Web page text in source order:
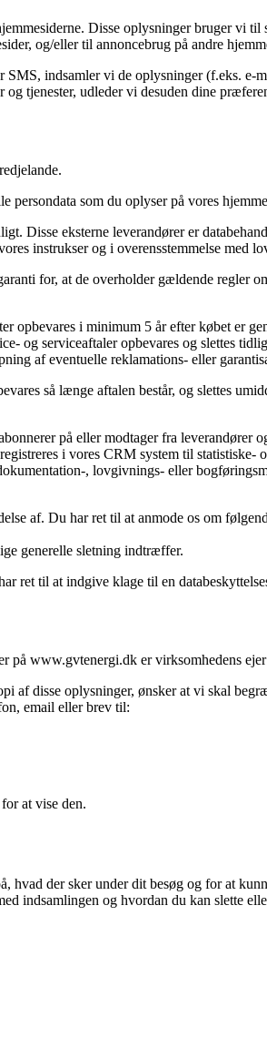
Disse oplysninger bruger vi til
og/eller til annoncebrug på andre
indsamler vi de oplysninger (f.eks.
tjenester, udleder vi desuden dine
som du oplyser på vores
Disse eksterne leverandører er
instrukser og i overensstemmelse med
for, at de overholder gældende regler
opbevares i minimum 5 år efter købet er
og serviceaftaler opbevares og slettes
af eventuelle reklamations- eller
så længe aftalen består, og slettes
på eller modtager fra leverandører
i vores CRM system til
, lovgivnings- eller
af. Du har ret til at anmode os om
generelle sletning indtræffer.
ret til at indgive klage til en
på www.gvtenergi.dk er virksomhedens
af disse oplysninger, ønsker at vi skal
email eller brev til:
at vise den.
der sker under dit besøg og for at
indsamlingen og hvordan du kan slette